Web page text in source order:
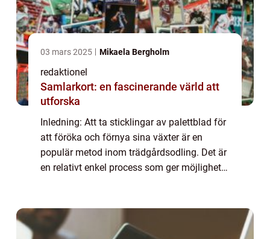
03 mars 2025 Mikaela Bergholm
redaktionel
Samlarkort: en fascinerande värld att
utforska
Inledning: Att ta sticklingar av palettblad för
att föröka och förnya sina växter är en
populär metod inom trädgårdsodling. Det är
en relativt enkel process som ger möjlighet